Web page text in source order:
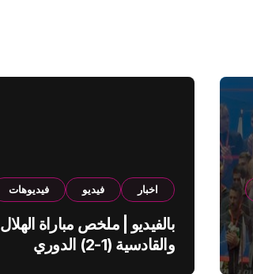
اخبار فيديو فيديوهات
بالفيديو | ملخص مباراة الهلال
والقادسية (1-2) الدوري